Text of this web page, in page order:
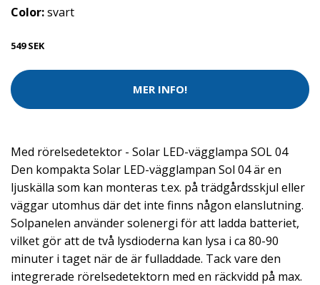
Color:svart
549 SEK
MER INFO!
Med rörelsedetektor - Solar LED-vägglampa SOL 04
Den kompakta Solar LED-vägglampan Sol 04 är en
ljuskälla som kan monteras t.ex. på trädgårdsskjul eller
väggar utomhus där det inte finns någon elanslutning.
Solpanelen använder solenergi för att ladda batteriet,
vilket gör att de två lysdioderna kan lysa i ca 80-90
minuter i taget när de är fulladdade. Tack vare den
integrerade rörelsedetektorn med en räckvidd på max.